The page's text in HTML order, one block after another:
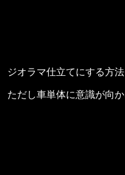
ジオラマ仕立てにする方
ただし車単体に意識が向